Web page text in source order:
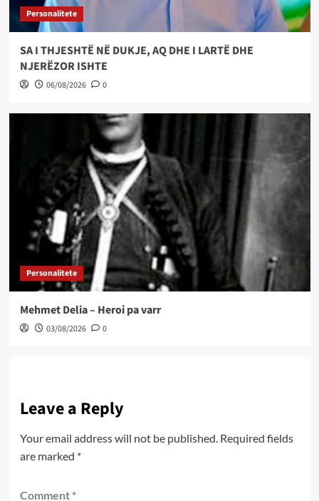
Personalitete
SA I THJESHTË NË DUKJE, AQ DHE I LARTË DHE
NJERËZOR ISHTE
06/08/2026 0
Personalitete
Mehmet Delia – Heroi pa varr
03/08/2026 0
Leave a Reply
Your email address will not be published. Required fields
are marked *
Comment *